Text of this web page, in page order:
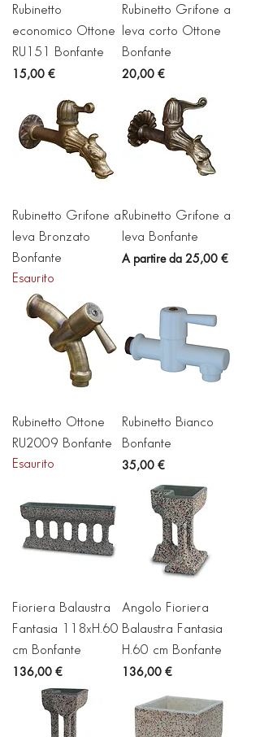
Rubinetto
economico Ottone
RU151 Bonfante
Prezzo
15,00 €
Rubinetto Grifone a
leva corto Ottone
Bonfante
Prezzo
20,00 €
Rubinetto Grifone a
leva Bronzato
Bonfante
Esaurito
Rubinetto Grifone a
leva Bonfante
A partire da 25,00 €
Prezzo scontato
Rubinetto Ottone
RU2009 Bonfante
Esaurito
Rubinetto Bianco
Bonfante
Prezzo
35,00 €
Fioriera Balaustra
Fantasia 118xH.60
cm Bonfante
Prezzo
136,00 €
Angolo Fioriera
Balaustra Fantasia
H.60 cm Bonfante
Prezzo
136,00 €